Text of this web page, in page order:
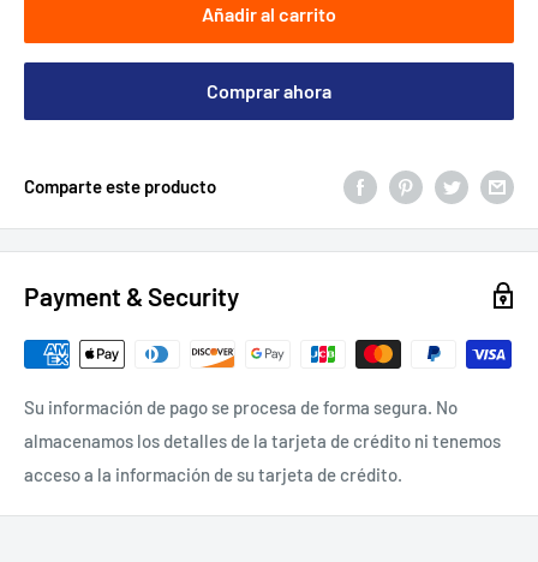
Añadir al carrito
Comprar ahora
Comparte este producto
Payment & Security
Su información de pago se procesa de forma segura. No
almacenamos los detalles de la tarjeta de crédito ni tenemos
acceso a la información de su tarjeta de crédito.